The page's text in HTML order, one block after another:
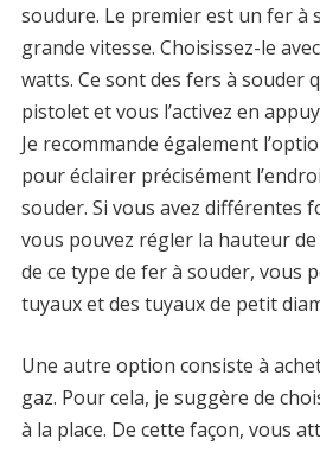
soudure. Le premier est un fer à
grande vitesse. Choisissez-le
watts. Ce sont des fers à souder
pistolet et vous l’activez en
Je recommande également
pour éclairer précisément
souder. Si vous avez différentes
vous pouvez régler la hauteur de
de ce type de fer à souder, vous
tuyaux et des tuyaux de petit
Une autre option consiste à
gaz. Pour cela, je suggère de
à la place. De cette façon, vous